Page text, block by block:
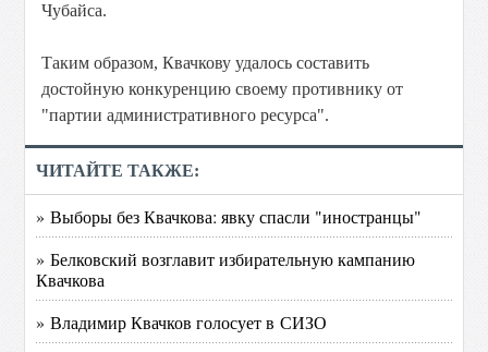
Чубайса.
Таким образом, Квачкову удалось составить
достойную конкуренцию своему противнику от
"партии административного ресурса".
ЧИТАЙТЕ ТАКЖЕ:
» Выборы без Квачкова: явку спасли "иностранцы"
» Белковский возглавит избирательную кампанию
Квачкова
» Владимир Квачков голосует в СИЗО